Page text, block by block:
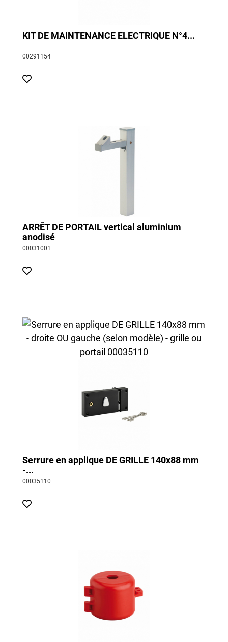
KIT DE MAINTENANCE ELECTRIQUE N°4...
00291154
ARRÊT DE PORTAIL vertical aluminium
anodisé
00031001
Serrure en applique DE GRILLE 140x88 mm
-...
00035110